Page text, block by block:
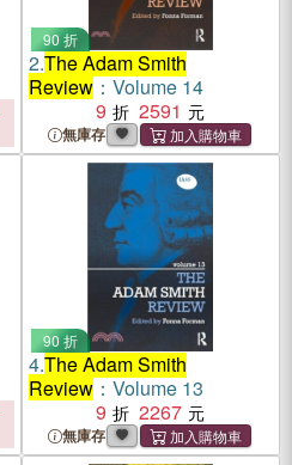
90 折
2.The Adam Smith
Review：Volume 14
9
2591
無庫存
90 折
4.The Adam Smith
Review：Volume 13
9
2267
無庫存